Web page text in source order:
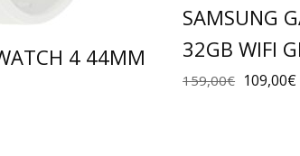
4 44MM
SAMSUNG
32GB WIFI
159,00€ 109,00€